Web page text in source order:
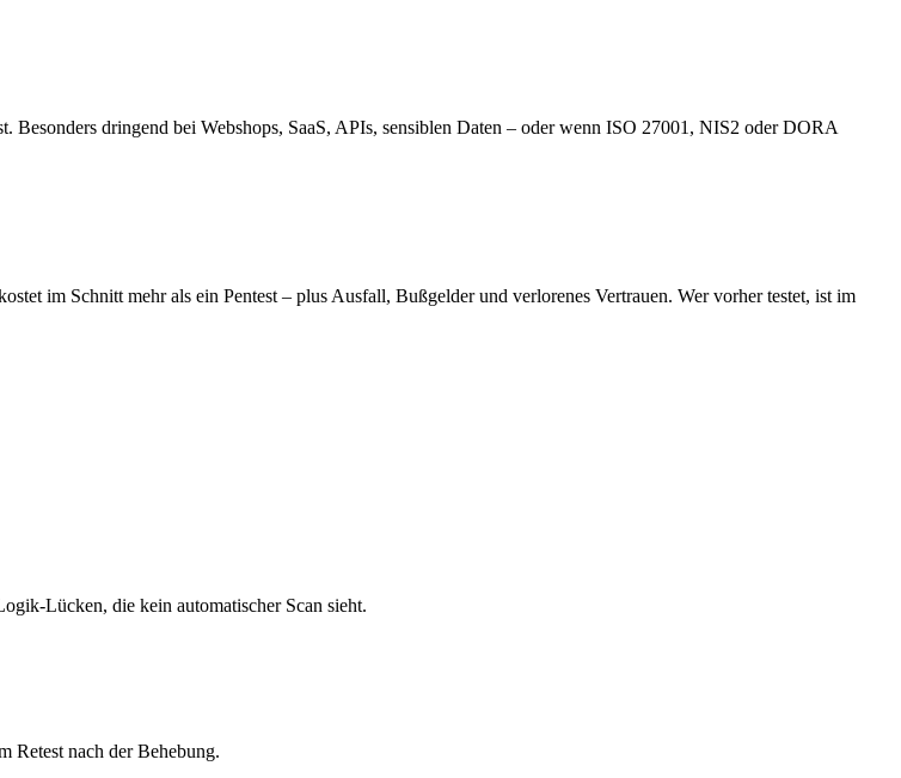
Besonders dringend bei Webshops, SaaS, APIs, sensiblen Daten – oder wenn ISO 27001, NIS2 oder DORA
im Schnitt mehr als ein Pentest – plus Ausfall, Bußgelder und verlorenes Vertrauen. Wer vorher testet, ist im
Lücken, die kein automatischer Scan sieht.
Retest nach der Behebung.